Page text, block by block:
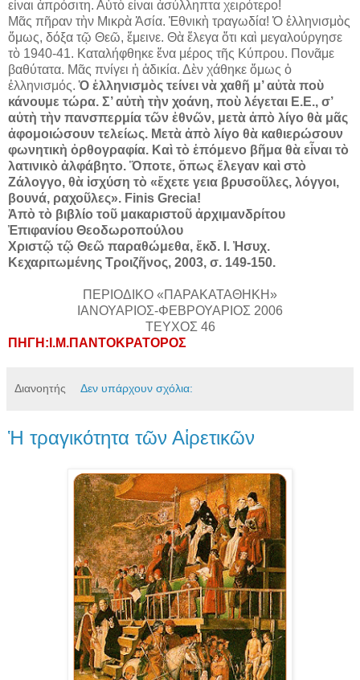
εἶναι ἀπρόσιτη. Αὐτὸ εἶναι ἀσύλληπτα χειρότερο!
Μᾶς πῆραν τὴν Μικρὰ Ἀσία. Ἐθνικὴ τραγωδία! Ὁ ἑλληνισμὸς
ὅμως, δόξα τῷ Θεῶ, ἔμεινε. Θὰ ἔλεγα ὅτι καὶ μεγαλούργησε
τὸ 1940-41. Καταλήφθηκε ἕνα μέρος τῆς Κύπρου. Πονᾶμε
βαθύτατα. Μᾶς πνίγει ἡ ἀδικία. Δὲν χάθηκε ὅμως ὁ
ἑλληνισμός.Ὁ ἑλληνισμὸς τείνει νὰ χαθῆ μ’ αὐτὰ ποὺ
κάνουμε τώρα. Σ’ αὐτὴ τὴν χοάνη, ποὺ λέγεται Ε.Ε., σ’
αὐτὴ τὴν πανσπερμία τῶν ἐθνῶν, μετὰ ἀπὸ λίγο θὰ μᾶς
ἀφομοιώσουν τελείως. Μετὰ ἀπὸ λίγο θὰ καθιερώσουν
φωνητικὴ ὀρθογραφία. Καὶ τὸ ἑπόμενο βῆμα θὰ εἶναι τὸ
λατινικὸ ἀλφάβητο. Ὅποτε, ὅπως ἔλεγαν καὶ στὸ
Ζάλογγο, θὰ ἰσχύση τὸ «ἔχετε γεια βρυσοῦλες, λόγγοι,
βουνά, ραχοῦλες». Finis Grecia!
Ἀπὸ τὸ βιβλίο τοῦ μακαριστοῦ ἀρχιμανδρίτου
Ἐπιφανίου Θεοδωροπούλου
Χριστῷ τῷ Θεῶ παραθώμεθα, ἔκδ. Ι. Ἠσυχ.
Κεχαριτωμένης Τροιζῆνος, 2003, σ. 149-150.
ΠΕΡΙΟΔΙΚΟ «ΠΑΡΑΚΑΤΑΘΗΚΗ»
ΙΑΝΟΥΑΡΙΟΣ-ΦΕΒΡΟΥΑΡΙΟΣ 2006
ΤΕΥΧΟΣ 46
ΠΗΓΗ:Ι.Μ.ΠΑΝΤΟΚΡΑΤΟΡΟΣ
Διανοητής Δεν υπάρχουν σχόλια:
Ἡ τραγικότητα τῶν Αἱρετικῶν